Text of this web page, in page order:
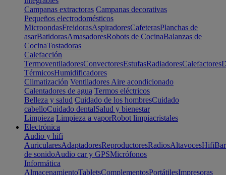
Campanas extractoras Campanas decorativas
Pequeños electrodomésticos
MicroondasFreidorasAspiradoresCafeterasPlanchas de
asarBatidorasAmasadoresRobots de CocinaBalanzas de
CocinaTostadoras
Calefacción
TermoventiladoresConvectoresEstufasRadiadoresCalefactores
TérmicosHumidificadores
Climatización Ventiladores Aire acondicionado
Calentadores de agua Termos eléctricos
Belleza y salud Cuidado de los hombresCuidado
cabelloCuidado dentalSalud y bienestar
Limpieza Limpieza a vaporRobot limpiacristales
Electrónica
Audio y hifi
AuricularesAdaptadoresReproductoresRadiosAltavocesHifi
de sonidoAudio car y GPSMicrófonos
Informática
AlmacenamientoTabletsComplementosPortátilesImpresoras